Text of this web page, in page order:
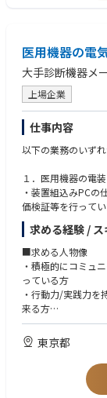
ジン等)の推進装置
・特殊車輌の構成
・ミサイルにおけ
・防衛航空機にお
・ロケットモータの
・ミサイルの地上装
◆職種ご紹介
・メカトロニクス
・エレクトロニク
・ファームウェア
◆幅広いご経験の
・PL／PM
・リーダー
・メンバー
【身につくスキル
‐飛昇体設計技術
∟機体構造、装備
-航空機設計技術
-安全性解析・耐空
医用機器の電
大手診断機器メ
上場企業
仕事内容
以下の業務のいずれ
１．医用機器の電
・装置組込みPCの
価検証等を行って
・将来的には製品
ただきます
２．医用機器のア
・プリント基板設
げまで一連の業務
・回路設計スペシ
３．医療機器のメカ
・メカトロ制御、
っていただきます
・仕様策定から製
求める経験 / ス
■求める人物像
・積極的にコミュ
っている方
・行動力/実践力を
来る方
■必須経験
１．医用機器の電装
・PCとPC周辺機
・デジタル技術知
東京都